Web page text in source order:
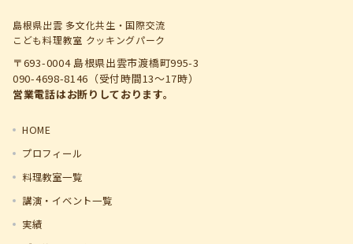
島根県出雲 多文化共生・国際交流
こども料理教室 クッキングパーク
〒693-0004 島根県出雲市渡橋町995-3
090-4698-8146（受付時間13～17時）
営業電話はお断りしております。
HOME
プロフィール
料理教室一覧
講演・イベント一覧
実績